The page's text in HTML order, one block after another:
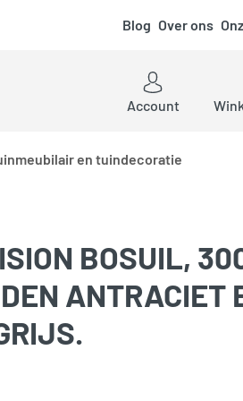
Blog Over ons
Account
en tuindecoratie
BOSUIL,
ANTRACIET